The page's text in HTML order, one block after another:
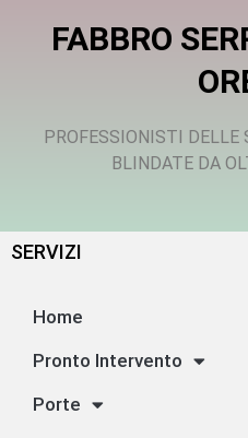
FABBRO
PROFESSIONISTI DELLE
BLINDATE DA
SERVIZI
Home
Pronto Intervento
Porte